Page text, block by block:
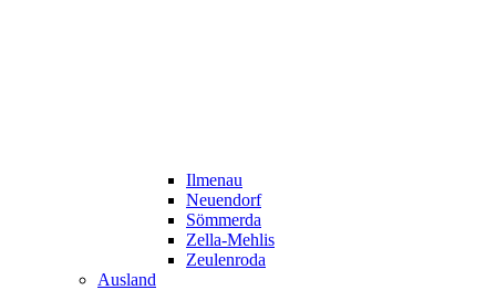
Ilmenau
Neuendorf
Sömmerda
Zella-Mehlis
Zeulenroda
Ausland